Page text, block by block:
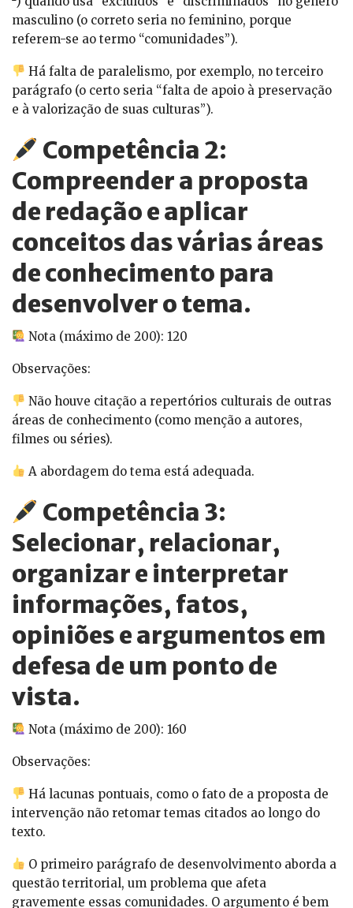
masculino (o correto seria no feminino, porque
referem-se ao termo “comunidades”).
Há falta de paralelismo, por exemplo, no terceiro
parágrafo (o certo seria “falta de apoio à preservação
e à valorização de suas culturas”).
Competência 2:
Compreender a proposta
de redação e aplicar
conceitos das várias áreas
de conhecimento para
desenvolver o tema.
Nota (máximo de 200): 120
Observações:
Não houve citação a repertórios culturais de outras
áreas de conhecimento (como menção a autores,
filmes ou séries).
A abordagem do tema está adequada.
Competência 3:
Selecionar, relacionar,
organizar e interpretar
informações, fatos,
opiniões e argumentos em
defesa de um ponto de
vista.
Nota (máximo de 200): 160
Observações:
Há lacunas pontuais, como o fato de a proposta de
intervenção não retomar temas citados ao longo do
texto.
O primeiro parágrafo de desenvolvimento aborda a
questão territorial, um problema que afeta
gravemente essas comunidades. O argumento é bem